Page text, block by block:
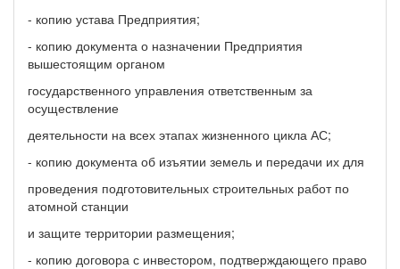
- копию устава Предприятия;
- копию документа о назначении Предприятия
вышестоящим органом
государственного управления ответственным за
осуществление
деятельности на всех этапах жизненного цикла АС;
- копию документа об изъятии земель и передачи их для
проведения подготовительных строительных работ по
атомной станции
и защите территории размещения;
- копию договора с инвестором, подтверждающего право